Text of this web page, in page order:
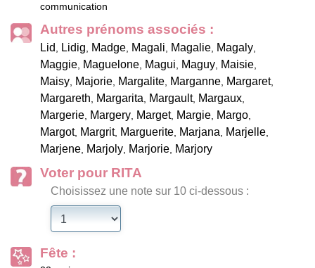
communication
Autres prénoms associés :
Lid, Lidig, Madge, Magali, Magalie, Magaly,
Maggie, Maguelone, Magui, Maguy, Maisie,
Maisy, Majorie, Margalite, Marganne, Margaret,
Margareth, Margarita, Margault, Margaux,
Margerie, Margery, Marget, Margie, Margo,
Margot, Margrit, Marguerite, Marjana, Marjelle,
Marjene, Marjoly, Marjorie, Marjory
Voter pour RITA
Choisissez une note sur 10 ci-dessous :
Fête :